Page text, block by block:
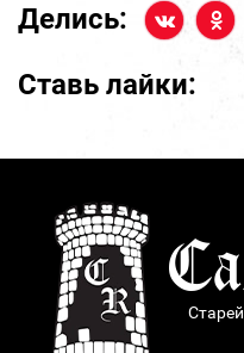
Делись:
Ставь лайки: